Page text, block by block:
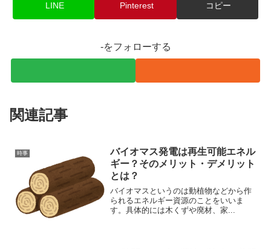
LINE Pinterest コピー
-をフォローする
関連記事
時事
バイオマス発電は再生可能エネル
ギー？そのメリット・デメリット
とは？
バイオマスというのは動植物などから作
られるエネルギー資源のことをいいま
す。具体的には木くずや廃材、家...